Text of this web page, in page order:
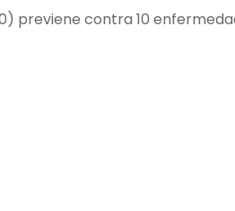
previene contra 10